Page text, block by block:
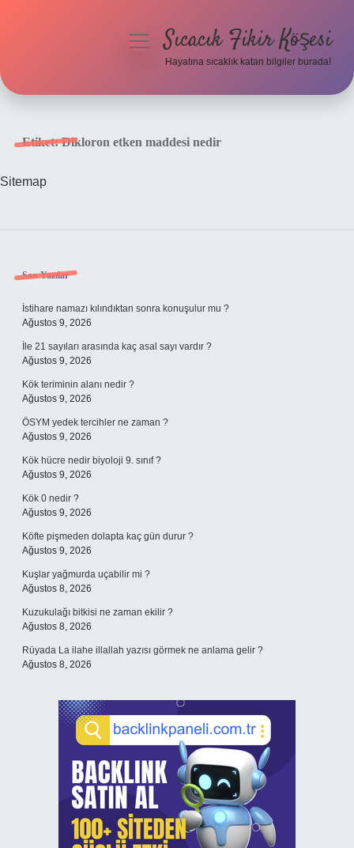
menüyüSıcacık Fikir Köşesi
Hayatına sıcaklık katan bilgiler burada!
Etiket:Dikloron etken maddesi nedir
Sitemap
Sidebar
Son Yazılar
İstihare namazı kılındıktan sonra konuşulur mu ?
Ağustos 9, 2026
İle 21 sayıları arasında kaç asal sayı vardır ?
Ağustos 9, 2026
Kök teriminin alanı nedir ?
Ağustos 9, 2026
ÖSYM yedek tercihler ne zaman ?
Ağustos 9, 2026
Kök hücre nedir biyoloji 9. sınıf ?
Ağustos 9, 2026
Kök 0 nedir ?
Ağustos 9, 2026
Köfte pişmeden dolapta kaç gün durur ?
Ağustos 9, 2026
Kuşlar yağmurda uçabilir mi ?
Ağustos 8, 2026
Kuzukulağı bitkisi ne zaman ekilir ?
Ağustos 8, 2026
Rüyada La ilahe illallah yazısı görmek ne anlama gelir ?
Ağustos 8, 2026